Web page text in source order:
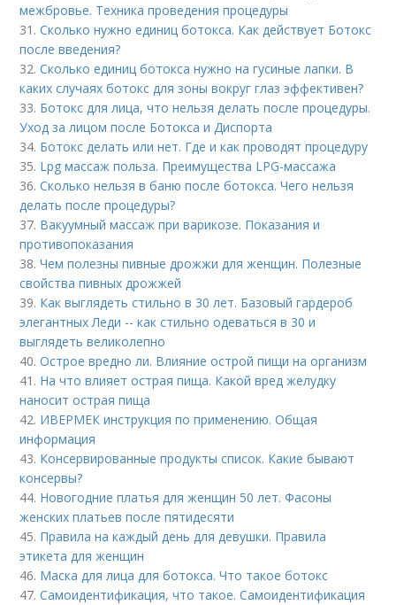
межбровье. Техника проведения процедуры
31.Сколько нужно единиц ботокса. Как действует Ботокс
после введения?
32.Сколько единиц ботокса нужно на гусиные лапки. В
каких случаях ботокс для зоны вокруг глаз эффективен?
33. Ботокс для лица, что нельзя делать после процедуры.
Уход за лицом после Ботокса и Диспорта
34. Ботокс делать или нет. Где и как проводят процедуру
35. Lpg массаж польза. Преимущества LPG-массажа
36.Сколько нельзя в баню после ботокса. Чего нельзя
делать после процедуры?
37. Вакуумный массаж при варикозе. Показания и
противопоказания
38.Чем полезны пивные дрожжи для женщин. Полезные
свойства пивных дрожжей
39. Как выглядеть стильно в 30 лет. Базовый гардероб
элегантных Леди -- как стильно одеваться в 30 и
выглядеть великолепно
40.Острое вредно ли. Влияние острой пищи на организм
41. На что влияет острая пища. Какой вред желудку
наносит острая пища
42. ИВЕРМЕК инструкция по применению. Общая
информация
43. Консервированные продукты список. Какие бывают
консервы?
44. Новогодние платья для женщин 50 лет. Фасоны
женских платьев после пятидесяти
45. Правила на каждый день для девушки. Правила
этикета для женщин
46. Маска для лица для ботокса. Что такое ботокс
47.Самоидентификация, что такое. Самоидентификация